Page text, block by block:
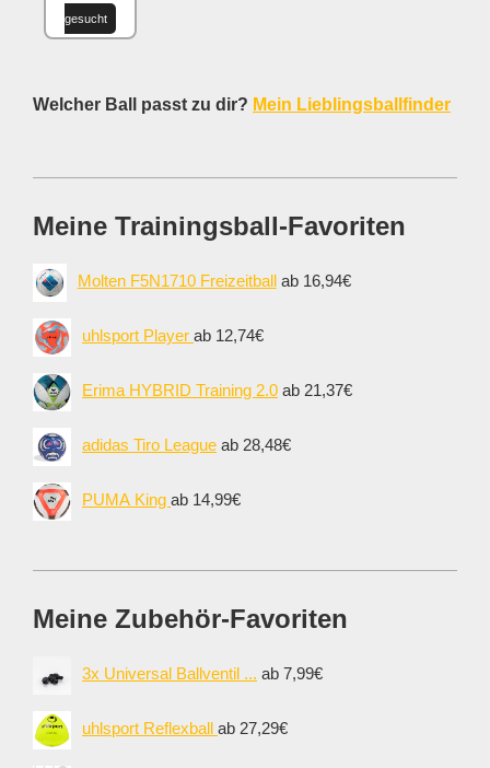
gesucht
Welcher Ball passt zu dir? Mein Lieblingsballfinder
Meine Trainingsball-Favoriten
Molten F5N1710 Freizeitballab 16,94€
uhlsport Player ab 12,74€
Erima HYBRID Training 2.0 ab 21,37€
adidas Tiro League ab 28,48€
PUMA King ab 14,99€
Meine Zubehör-Favoriten
3x Universal Ballventil ... ab 7,99€
uhlsport Reflexball ab 27,29€